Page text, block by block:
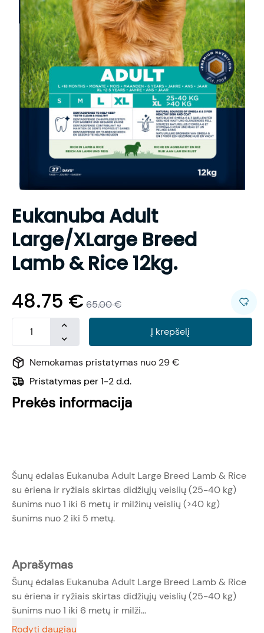
Eukanuba Adult
Large/XLarge Breed
Lamb & Rice 12kg.
48.75 € 65.00€
Į krepšelį
Nemokamas pristatymas nuo 29 €
Pristatymas per 1-2 d.d.
Prekės informacija
Šunų ėdalas Eukanuba Adult Large Breed Lamb & Rice
su ėriena ir ryžiais skirtas didžiųjų veislių (25-40 kg)
šunims nuo 1 iki 6 metų ir milžinų veislių (>40 kg)
šunims nuo 2 iki 5 metų.
Aprašymas
Šunų ėdalas Eukanuba Adult Large Breed Lamb & Rice
su ėriena ir ryžiais skirtas didžiųjų veislių (25-40 kg)
šunims nuo 1 iki 6 metų ir milži...
Rodyti daugiau